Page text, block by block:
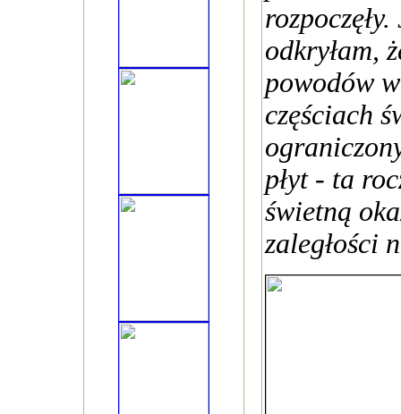
odkryłam,
powodów
częściach
płyt - ta
świetną
zaległości